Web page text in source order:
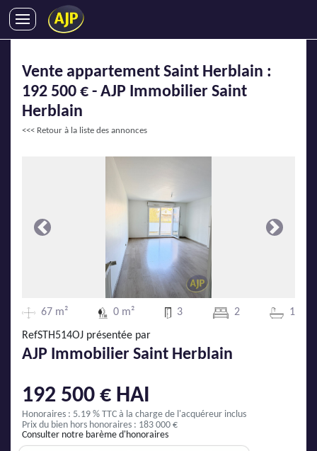
VENTES
LOCATIONS
GESTION LOCATIVE
LOCATIONS DE VACANCES
ENTREPRISES
AJP Actualités
Service Qualité Clients
Vente appartement Saint Herblain :
192 500 € - AJP Immobilier Saint
Herblain
<<< Retour à la liste des annonces
Précédente Suivante
67 m² 0 m² 3 2 1
RefSTH514OJ présentée par
AJP Immobilier Saint Herblain
192 500 € HAI
Honoraires : 5.19 % TTC à la charge de l'acquéreur inclus
Prix du bien hors honoraires : 183 000 €
Consulter notre barème d'honoraires